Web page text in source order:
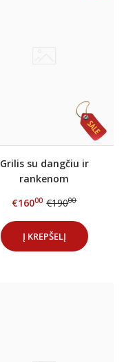
Grilis su dangčiu ir
rankenom
€16000 €19000
Į KREPŠELĮ